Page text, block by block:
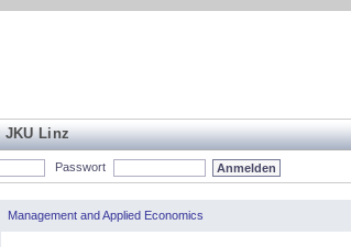
JKU Linz
Passwort
Management and Applied Economics